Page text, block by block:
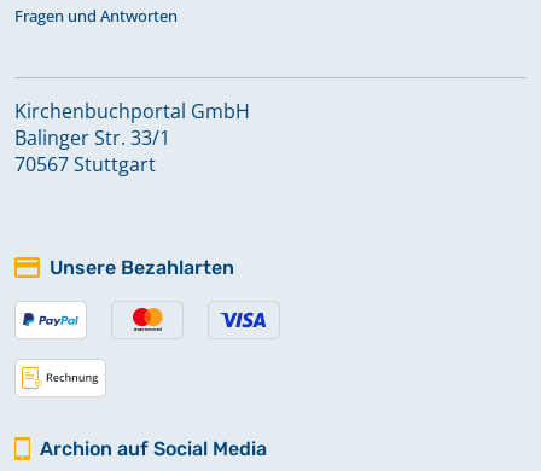
Fragen und Antworten
Kirchenbuchportal GmbH
Balinger Str. 33/1
70567 Stuttgart
Unsere Bezahlarten
Archion auf Social Media